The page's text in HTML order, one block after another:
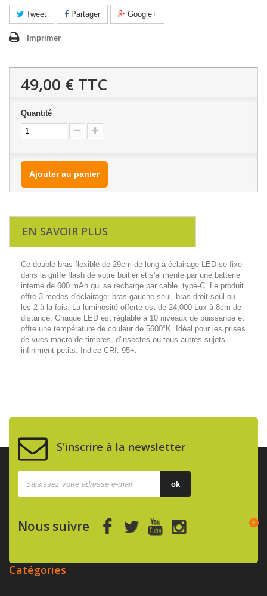
Tweet Partager Google+
Imprimer
49,00 € TTC
Quantité
Ajouter au panier
EN SAVOIR PLUS
Ce double bras flexible de 29cm de long à éclairage LED se fixe
dans la griffe flash de votre boitier et s'alimente par une batterie
interne de 600 mAh qui se recharge par cable type-C. Le produit
offre 3 modes d'éclairage: bras gauche seul, bras droit seul ou
les 2 à la fois. La luminosité offerte est de 24,000 Lux à 8cm de
distance. Chaque LED est réglable à 10 niveaux de puissance et
offre une température de couleur de 5600°K. Idéal pour les prises
de vues macro de timbres, d'insectes ou tous autres sujets
infiniment petits. Indice CRI: 95+.
S'inscrire à la newsletter
ok
Nous suivre
Catégories